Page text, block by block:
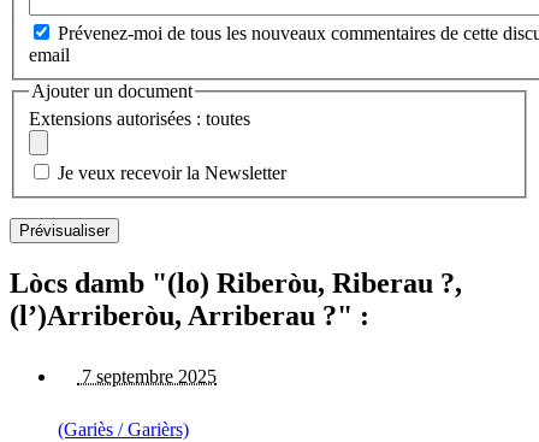
Prévenez-moi de tous les nouveaux commentaires de cette
email
Ajouter un document
Extensions autorisées : toutes
Je veux recevoir la Newsletter
Lòcs damb "(lo) Riberòu, Riberau ?,
(l’)Arriberòu, Arriberau ?" :
7 septembre 2025
(Gariès / Garièrs)